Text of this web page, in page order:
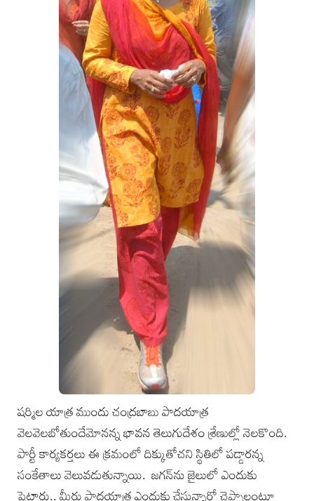
షర్మిల యాత్ర ముందు చంద్రబాబు పాదయాత్ర
వెలవెలబోతుందేమోనన్న భావన తెలుగుదేశం శ్రేణుల్లో నెలకొంది.
పార్టీ కార్యకర్తలు ఈ క్రమంలో దిక్కుతోచని స్థితిలో పడ్డారన్న
సంకేతాలు వెలువడుతున్నాయి. జగన్‌ను జైలులో ఎందుకు
పెట్టారు.. మీరు పాదయాత్ర ఎందుకు చేస్తున్నారో చెప్పాలంటూ